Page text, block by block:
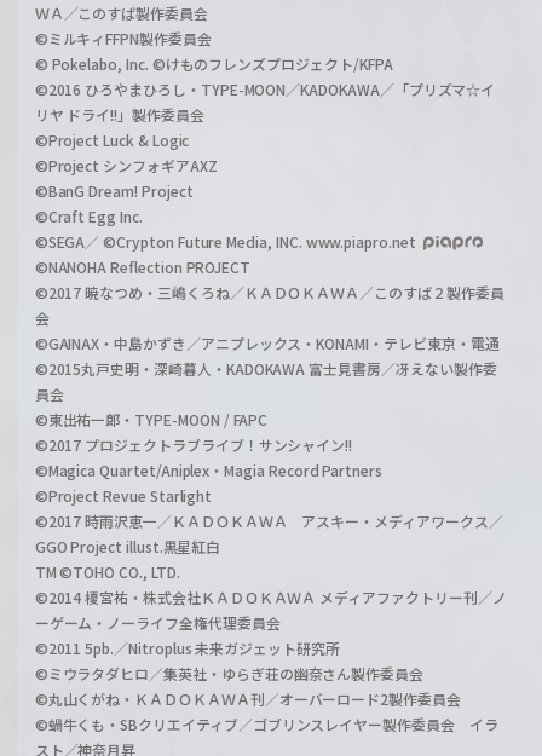
ＷＡ／このすば製作委員会
©ミルキィFFPN製作委員会
© Pokelabo, Inc. ©けものフレンズプロジェクト/KFPA
©2016 ひろやまひろし・TYPE-MOON／KADOKAWA／「プリズマ☆イ
リヤ ドライ!!」製作委員会
©Project Luck & Logic
©Project シンフォギアAXZ
©BanG Dream! Project
©Craft Egg Inc.
©SEGA／ ©Crypton Future Media, INC. www.piapro.net
©NANOHA Reflection PROJECT
©2017 暁なつめ・三嶋くろね／ＫＡＤＯＫＡＷＡ／このすば２製作委員
会
©GAINAX・中島かずき／アニプレックス・KONAMI・テレビ東京・電通
©2015丸戸史明・深崎暮人・KADOKAWA 富士見書房／冴えない製作委
員会
©東出祐一郎・TYPE-MOON / FAPC
©2017 プロジェクトラブライブ！サンシャイン!!
©Magica Quartet/Aniplex・Magia Record Partners
©Project Revue Starlight
©2017 時雨沢恵一／ＫＡＤＯＫＡＷＡ アスキー・メディアワークス／
GGO Project illust.黒星紅白
TM ©TOHO CO., LTD.
©2014 榎宮祐・株式会社ＫＡＤＯＫＡＷＡ メディアファクトリー刊／ノ
ーゲーム・ノーライフ全権代理委員会
©2011 5pb.／Nitroplus 未来ガジェット研究所
©ミウラタダヒロ／集英社・ゆらぎ荘の幽奈さん製作委員会
©丸山くがね・ＫＡＤＯＫＡＷＡ刊／オーバーロード2製作委員会
©蝸牛くも・SBクリエイティブ／ゴブリンスレイヤー製作委員会 イラ
スト／神奈月昇